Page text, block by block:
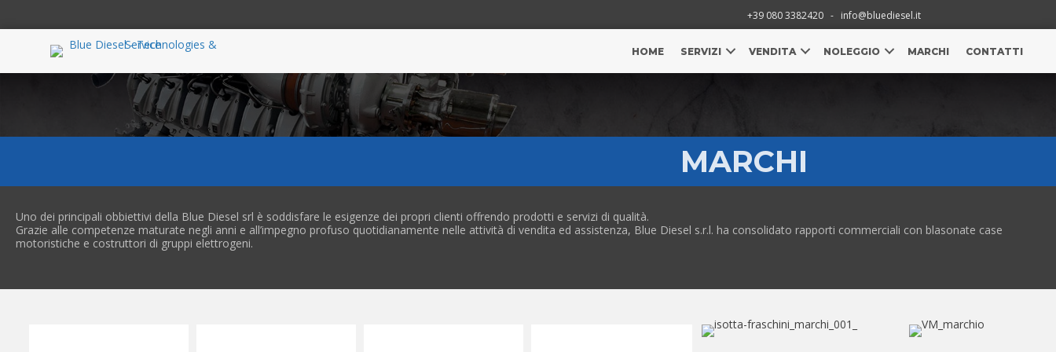
+39 080 3382420 - info@bluediesel.it
HOME SERVIZI VENDITA NOLEGGIO MARCHI CONTATTI
MARCHI
Uno dei principali obbiettivi della Blue Diesel srl è soddisfare le esigenze dei propri clienti offrendo prodotti e servizi di qualità.
Grazie alle competenze maturate negli anni e all’impegno profuso quotidianamente nelle attività di vendita ed assistenza, Blue Diesel s.r.l. ha consolidato rapporti commerciali con blasonate case
motoristiche e costruttori di gruppi elettrogeni.